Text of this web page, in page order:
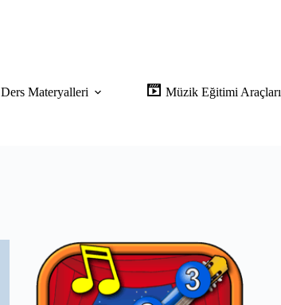
Ders Materyalleri Müzik Eğitimi Araçları